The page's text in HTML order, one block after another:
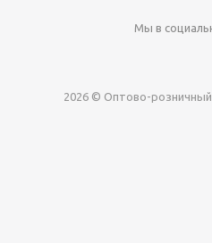
Мы в
2026 © Оптово-